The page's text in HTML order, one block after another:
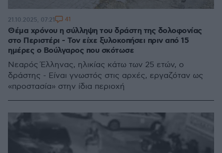
Θέμα χρόνου η σύλληψη του δράστη της δολοφονίας
στο Περιστέρι - Τον είχε ξυλοκοπήσει πριν από 15
ημέρες ο Βούλγαρος που σκότωσε
Νεαρός Έλληνας, ηλικίας κάτω των 25 ετών, ο
δράστης - Είναι γνωστός στις αρχές, εργαζόταν ως
«προστασία» στην ίδια περιοχή
21.10.2025, 07:21 41